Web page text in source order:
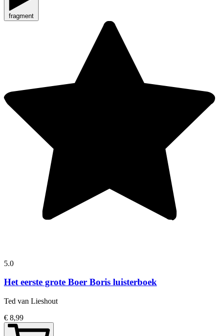
fragment
5.0
Het eerste grote Boer Boris luisterboek
Ted van Lieshout
€ 8,99